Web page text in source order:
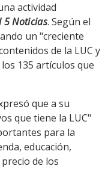
actividad
5 Noticias. Según el
un "creciente
de la LUC y
135 artículos que
que a su
que tiene la LUC"
para la
educación,
de los